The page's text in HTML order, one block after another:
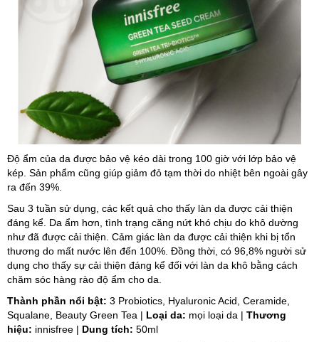
Độ ẩm của da được bảo vệ kéo dài trong 100 giờ với lớp bảo vệ
kép. Sản phẩm cũng giúp giảm đỏ tạm thời do nhiệt bên ngoài gây
ra đến 39%.
Sau 3 tuần sử dụng, các kết quả cho thấy làn da được cải thiện
đáng kể. Da ẩm hơn, tình trạng căng nứt khó chịu do khô dường
như đã được cải thiện. Cảm giác làn da được cải thiện khi bị tổn
thương do mất nước lên đến 100%. Đồng thời, có 96,8% người sử
dụng cho thấy sự cải thiện đáng kể đối với làn da khô bằng cách
chăm sóc hàng rào độ ẩm cho da.
Thành phần nổi bật: 3 Probiotics, Hyaluronic Acid, Ceramide,
Squalane, Beauty Green Tea | Loại da: mọi loại da | Thương
hiệu: innisfree | Dung tích: 50ml